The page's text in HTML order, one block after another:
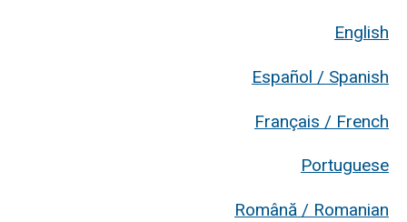
English
Español / Spanish
Français / French
Portuguese
Română / Romanian